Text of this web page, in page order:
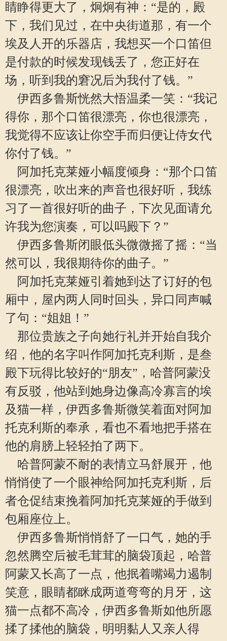
睛睁得更大了，炯炯有神：“是的，殿
下，我们见过，在中央街道那，有一个
埃及人开的乐器店，我想买一个口笛但
是付款的时候发现钱丢了，您正好在
场，听到我的窘况后为我付了钱。”
伊西多鲁斯恍然大悟温柔一笑：“我记
得你，那个口笛很漂亮，你也很漂亮，
我觉得不应该让你空手而归便让侍女代
你付了钱。”
阿加托克莱娅小幅度倾身：“那个口笛
很漂亮，吹出来的声音也很好听，我练
习了一首很好听的曲子，下次见面请允
许我为您演奏，可以吗殿下？”
伊西多鲁斯闭眼低头微微摇了摇：“当
然可以，我很期待你的曲子。”
阿加托克莱娅引着她到达了订好的包
厢中，屋内两人同时回头，异口同声喊
了句：“姐姐！”
那位贵族之子向她行礼并开始自我介
绍，他的名字叫作阿加托克利斯，是叁
殿下玩得比较好的“朋友”，哈普阿蒙没
有反驳，他站到她身边像高冷寡言的埃
及猫一样，伊西多鲁斯微笑着面对阿加
托克利斯的奉承，看也不看地把手搭在
他的肩膀上轻轻拍了两下。
哈普阿蒙不耐的表情立马舒展开，他
悄悄使了一个眼神给阿加托克利斯，后
者仓促结束挽着阿加托克莱娅的手做到
包厢座位上。
伊西多鲁斯悄悄舒了一口气，她的手
忽然腾空后被毛茸茸的脑袋顶起，哈普
阿蒙又长高了一点，他抿着嘴竭力遏制
笑意，眼睛都眯成两道弯弯的月牙，这
猫一点都不高冷，伊西多鲁斯如他所愿
揉了揉他的脑袋，明明黏人又亲人得